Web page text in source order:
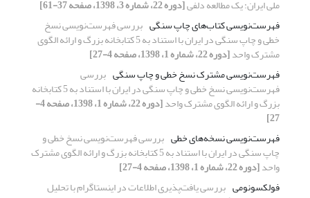
ملی ایران: یک مطالعه دلفی[دوره 22، شماره 3، 1398، صفحه 37-61]
فهرست‌نویسی کتاب‌های چاپ سنگی بررسی فهرست‌‌نویسی نسخ
خطی و چاپ سنگی در ایران با استناد به 5 کتابخانه بزرگ و ارائه الگوی
مشترک واحد[دوره 22، شماره 1، 1398، صفحه 4-27]
فهرست‌نویسی مشترک نسخ خطی و چاپ سنگی بررسی
فهرست‌‌نویسی نسخ خطی و چاپ سنگی در ایران با استناد به 5 کتابخانه
بزرگ و ارائه الگوی مشترک واحد [دوره 22، شماره 1، 1398، صفحه 4-
27]
فهرست‌نویسی نسخه‌های خطی بررسی فهرست‌‌نویسی نسخ خطی و
چاپ سنگی در ایران با استناد به 5 کتابخانه بزرگ و ارائه الگوی مشترک
واحد[دوره 22، شماره 1، 1398، صفحه 4-27]
فولکسونومی بررسی یافت‌پذیری اطلاعات در اینستاگرام با تحلیل